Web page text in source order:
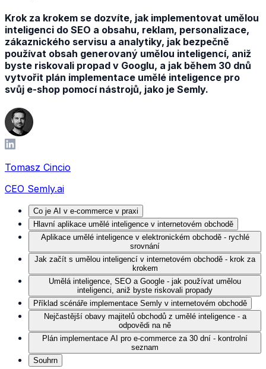
Krok za krokem se dozvíte, jak implementovat umělou
inteligenci do SEO a obsahu, reklam, personalizace,
zákaznického servisu a analytiky, jak bezpečně
používat obsah generovaný umělou inteligencí, aniž
byste riskovali propad v Googlu, a jak během 30 dnů
vytvořit plán implementace umělé inteligence pro
svůj e-shop pomocí nástrojů, jako je Semly.
Tomasz Cincio
CEO Semly.ai
Co je AI v e-commerce v praxi
Hlavní aplikace umělé inteligence v internetovém obchodě
Aplikace umělé inteligence v elektronickém obchodě - rychlé
srovnání
Jak začít s umělou inteligencí v internetovém obchodě - krok za
krokem
Umělá inteligence, SEO a Google - jak používat umělou
inteligenci, aniž byste riskovali propady
Příklad scénáře implementace Semly v internetovém obchodě
Nejčastější obavy majitelů obchodů z umělé inteligence - a
odpovědi na ně
Plán implementace AI pro e-commerce za 30 dní - kontrolní
seznam
Souhrn